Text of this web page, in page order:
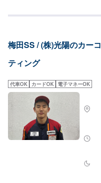
工8,360円(SSサイズ)8,360円(S
イズ)18,810円(Sサイズ)21,945円
イズ)■PremiumPlan３■-
ング層を形成しここにスーパーワ
ズ)73,150円(Lサイズ)83,600円(LL
タルキーパー（参考価格）15,770
(Mサイズ)21,660円(Lサイズ
考価格）65,360円(SSサイズ
(Lサイズ)93,100円(LLサイズ)
梅田SS / (株)光陽のカー
ティング
代車OK カードOK 電子マネーOK